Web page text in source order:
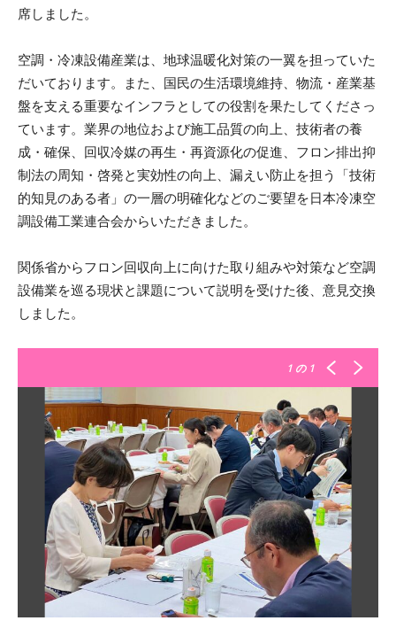
席しました。
空調・冷凍設備産業は、地球温暖化対策の一翼を担っていた
だいております。また、国民の生活環境維持、物流・産業基
盤を支える重要なインフラとしての役割を果たしてくださっ
ています。業界の地位および施工品質の向上、技術者の養
成・確保、回収冷媒の再生・再資源化の促進、フロン排出抑
制法の周知・啓発と実効性の向上、漏えい防止を担う「技術
的知見のある者」の一層の明確化などのご要望を日本冷凍空
調設備工業連合会からいただきました。
関係省からフロン回収向上に向けた取り組みや対策など空調
設備業を巡る現状と課題について説明を受けた後、意見交換
しました。
1 の 1